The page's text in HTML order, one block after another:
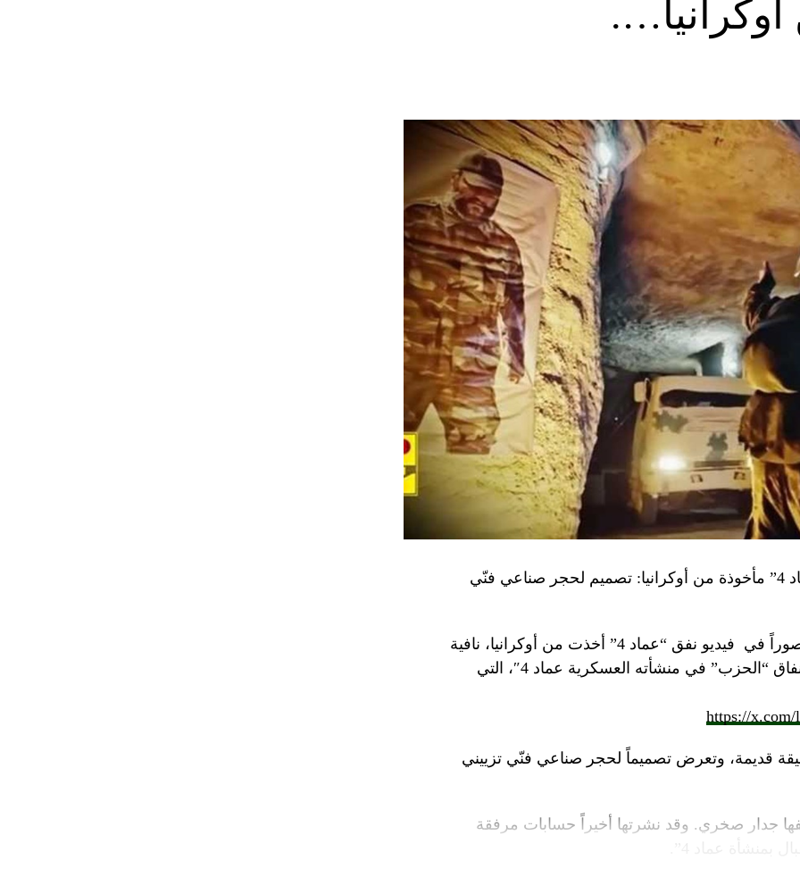
“النهار” تكشف حقيقة صور في فيديو نفق “عماد 4” مأخوذة من أوكرانيا: تصميم لحجر صناعي فنّي
في فيديو
نفق “عماد 4” أخذت من أوكرانيا، نافية
المزاعم المتداولة حول صورة “ملتقطة داخل أنفاق “الحزب” في منشأته العسكرية عماد 4″، التي
https://x.com/
قديمة، وتعرض تصميماً لحجر صناعي فنّي تزييني
جدار صخري. وقد نشرتها أخيراً حسابات مرفقة